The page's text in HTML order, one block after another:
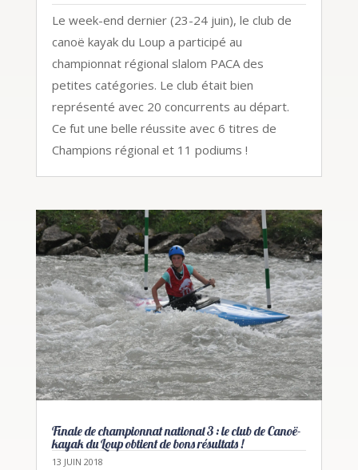
Le week-end dernier (23-24 juin), le club de
canoë kayak du Loup a participé au
championnat régional slalom PACA des
petites catégories. Le club était bien
représenté avec 20 concurrents au départ.
Ce fut une belle réussite avec 6 titres de
Champions régional et 11 podiums !
Finale de championnat national 3 : le club de Canoë-
kayak du Loup obtient de bons résultats !
13 JUIN 2018